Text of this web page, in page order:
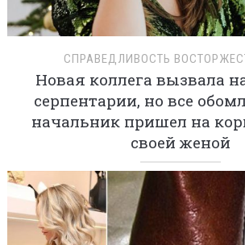
СПРАВЕДЛИВОСТЬ
Новая коллега вызвала
серпентарии, но все
начальник пришел на
своей женой